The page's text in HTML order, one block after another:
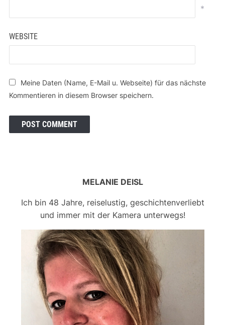
*
WEBSITE
Meine Daten (Name, E-Mail u. Webseite) für das nächste
Kommentieren in diesem Browser speichern.
MELANIE DEISL
Ich bin 48 Jahre, reiselustig, geschichtenverliebt
und immer mit der Kamera unterwegs!